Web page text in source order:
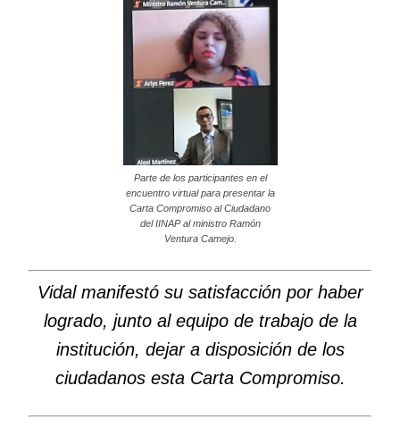
Parte de los participantes en el
encuentro virtual para presentar la
Carta Compromiso al Ciudadano
del IINAP al ministro Ramón
Ventura Camejo.
Vidal manifestó su satisfacción por haber
logrado, junto al equipo de trabajo de la
institución, dejar a disposición de los
ciudadanos esta Carta Compromiso.